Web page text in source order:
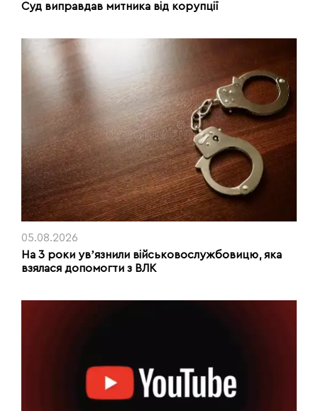
Суд виправдав митника від корупції
05.08.2026
На 3 роки увʼязнили військовослужбовицю, яка
взялася допомогти з ВЛК